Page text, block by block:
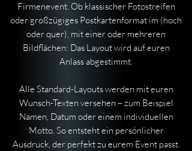
Firmenevent. Ob klassischer Fotostreifen
oder großzügiges Postkartenformat im (hoch
oder quer), mit einer oder mehreren
Bildflächen: Das Layout wird auf euren
Anlass abgestimmt.
Alle Standard-Layouts werden mit euren
Wunsch-Texten versehen – zum Beispiel
Namen, Datum oder einem individuellen
Motto. So entsteht ein persönlicher
Ausdruck, der perfekt zu eurem Event passt.